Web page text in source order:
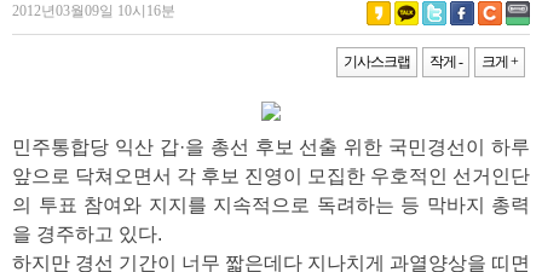
2012년03월09일 10시16분
기사스크랩 작게 - 크게 +
민주통합당 익산 갑·을 총선 후보 선출 위한 국민경선이 하루
앞으로 닥쳐오면서 각 후보 진영이 모집한 우호적인 선거인단
의 투표 참여와 지지를 지속적으로 독려하는 등 막바지 총력
을 경주하고 있다.
하지만 경선 기간이 너무 짧은데다 지나치게 과열양상을 띠면